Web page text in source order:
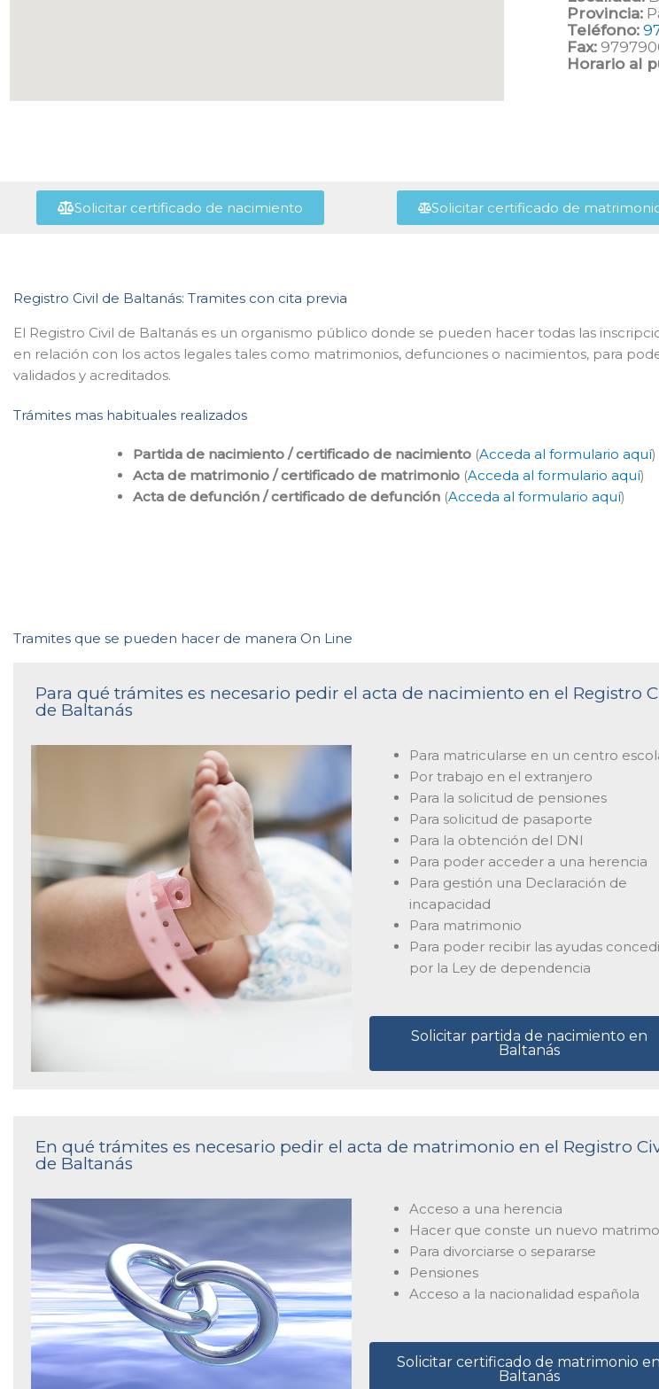
Provincia:
Teléfono:
Fax:
Horario al
Solicitar certificado de nacimiento Solicitar certificado de
Registro Civil de Baltanás: Tramites con cita previa
El Registro Civil de Baltanás es un organismo público donde se pueden hacer todas las
en relación con los actos legales tales como matrimonios, defunciones o nacimientos, para
validados y acreditados.
Trámites mas habituales realizados
Partida de nacimiento / certificado de nacimiento (Acceda al formulario aquí)
Acta de matrimonio / certificado de matrimonio (Acceda al formulario aquí)
Acta de defunción / certificado de defunción (Acceda al formulario aquí)
Tramites que se pueden hacer de manera On Line
Para qué trámites es necesario pedir el acta de nacimiento en el Registro
de Baltanás
Para matricularse en un centro
Por trabajo en el extranjero
Para la solicitud de pensiones
Para solicitud de pasaporte
Para la obtención del DNI
Para poder acceder a una herencia
Para gestión una Declaración de
incapacidad
Para matrimonio
Para poder recibir las ayudas
por la Ley de dependencia
Solicitar partida de nacimiento en
Baltanás
En qué trámites es necesario pedir el acta de matrimonio en el Registro
de Baltanás
Acceso a una herencia
Hacer que conste un nuevo
Para divorciarse o separarse
Pensiones
Acceso a la nacionalidad española
Solicitar certificado de matrimonio en
Baltanás